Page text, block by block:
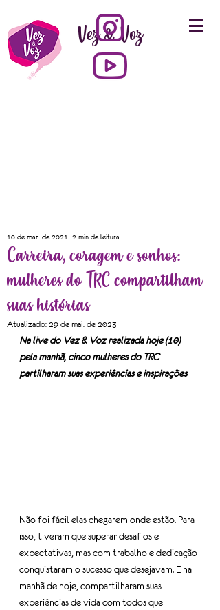
Vez & Voz
Carreira, coragem e sonhos:
mulheres do TRC compartilham
suas histórias
10 de mar. de 2021 2 min de leitura
Atualizado: 29 de mai. de 2023
Na live do Vez & Voz realizada hoje (10)
pela manhã, cinco mulheres do TRC
partilharam suas experiências e inspirações
Não foi fácil elas chegarem onde estão. Para
isso, tiveram que superar desafios e
expectativas, mas com trabalho e dedicação
conquistaram o sucesso que desejavam. E na
manhã de hoje, compartilharam suas
experiências de vida com todos que